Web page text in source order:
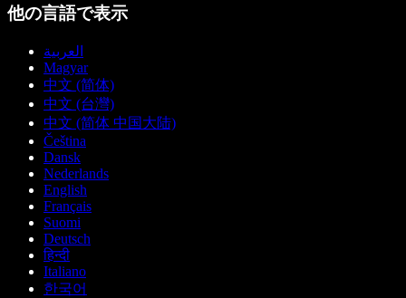
他の言語で表示
العربية
Magyar
中文 (简体)
中文 (台灣)
中文 (简体 中国大陆)
Čeština
Dansk
Nederlands
English
Français
Suomi
Deutsch
हिन्दी
Italiano
한국어